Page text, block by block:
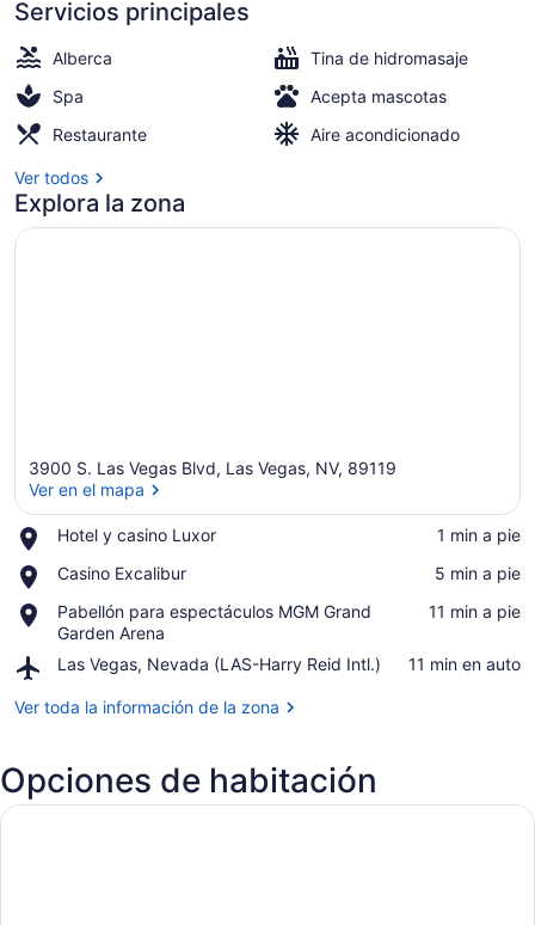
Servicios principales
Alberca
Tina de hidromasaje
Spa
Acepta mascotas
Restaurante
Aire acondicionado
Ver todos
Explora la zona
3900 S. Las Vegas Blvd, Las Vegas, NV, 89119
Ver en el mapa
Hotel y casino Luxor
Place,
y
Luxor
‪1 min a pie‬
Casino Excalibur
Place,
Excalibur
‪5 min a pie‬
Pabellón para espectáculos MGM Grand
Garden Arena
Place,
Pabellón
para
espectáculos
MGM
Grand
‪11 min a pie‬
Las Vegas, Nevada (LAS-Harry Reid Intl.)
Airport,
Vegas,
Harry
Reid
‪11 min en auto‬
Ver toda la información de la zona
Opciones de habitación